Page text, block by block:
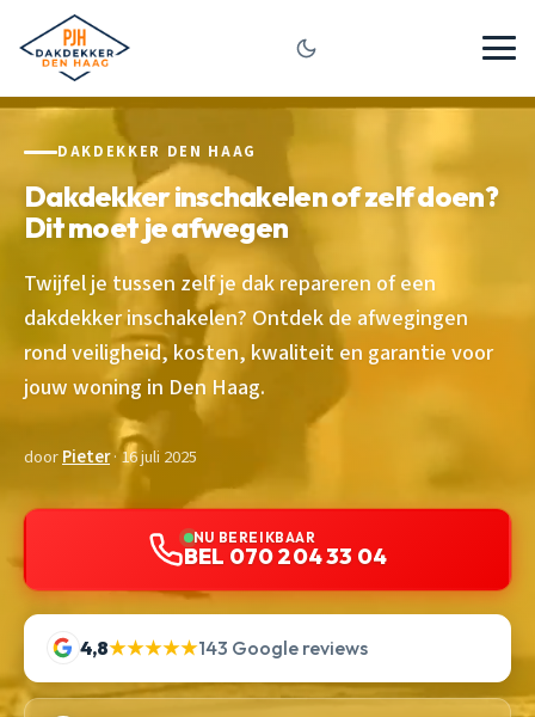
DAKDEKKER DEN HAAG
Dakdekker inschakelen of zelf doen?
Dit moet je afwegen
Twijfel je tussen zelf je dak repareren of een
dakdekker inschakelen? Ontdek de afwegingen
rond veiligheid, kosten, kwaliteit en garantie voor
jouw woning in Den Haag.
doorPieter· 16 juli 2025
NU BEREIKBAAR
BEL 070 204 33 04
4,8★★★★★143 Google reviews